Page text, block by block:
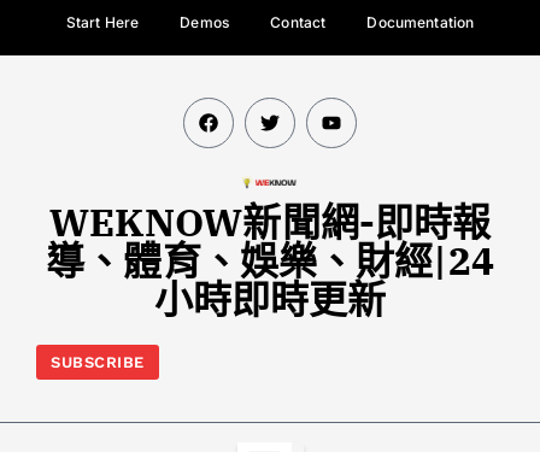
Start Here Demos Contact Documentation
WEKNOW新聞網-即時報
導、體育、娛樂、財經|24
小時即時更新
SUBSCRIBE